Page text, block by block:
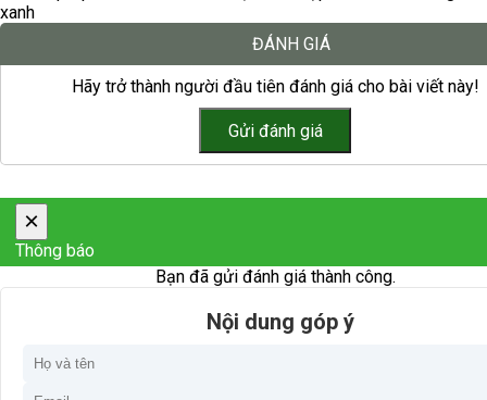
xanh
ĐÁNH GIÁ
Hãy trở thành người đầu tiên đánh giá cho bài viết này!
×
Thông báo
Bạn đã gửi đánh giá thành công.
Nội dung góp ý